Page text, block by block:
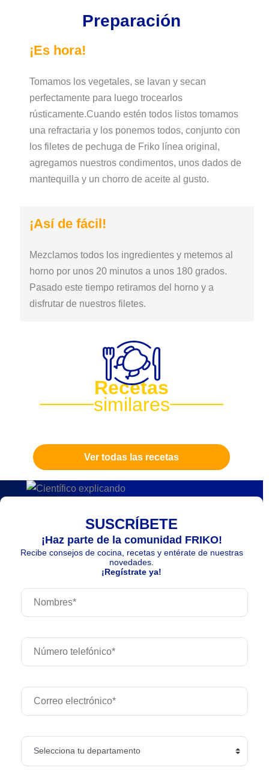
Preparación
¡Es hora!
Tomamos los vegetales, se lavan y secan
perfectamente para luego trocearlos
rústicamente.Cuando estén todos listos tomamos
una refractaria y los ponemos todos, conjunto con
los filetes de pechuga de Friko línea original,
agregamos nuestros condimentos, unos dados de
mantequilla y un chorro de aceite al gusto.
¡Así de fácil!
Mezclamos todos los ingredientes y metemos al
horno por unos 20 minutos a unos 180 grados.
Pasado este tiempo retiramos del horno y a
disfrutar de nuestros filetes.
Recetas
similares
Ver todas las recetas
SUSCRÍBETE
¡Haz parte de la comunidad FRIKO!
Recibe consejos de cocina, recetas y entérate de nuestras
novedades.
¡Regístrate ya!